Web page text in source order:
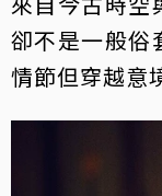
卻不是一般俗
情節但穿越意